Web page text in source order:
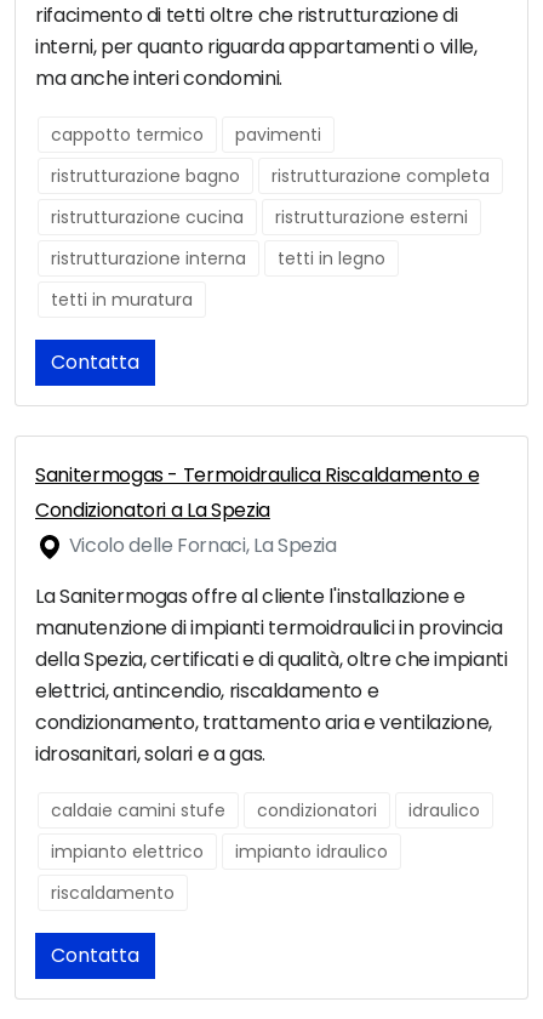
rifacimento di tetti oltre che ristrutturazione di
interni, per quanto riguarda appartamenti o ville,
ma anche interi condomini.
cappotto termico
pavimenti
ristrutturazione bagno
ristrutturazione completa
ristrutturazione cucina
ristrutturazione esterni
ristrutturazione interna
tetti in legno
tetti in muratura
Contatta
Sanitermogas - Termoidraulica Riscaldamento e
Condizionatori a La Spezia
Vicolo delle Fornaci, La Spezia
La Sanitermogas offre al cliente l'installazione e
manutenzione di impianti termoidraulici in provincia
della Spezia, certificati e di qualità, oltre che impianti
elettrici, antincendio, riscaldamento e
condizionamento, trattamento aria e ventilazione,
idrosanitari, solari e a gas.
caldaie camini stufe condizionatori
idraulico
impianto elettrico
impianto idraulico
riscaldamento
Contatta